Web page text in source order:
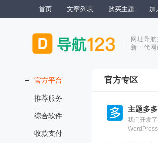
首页 文章列表 购买主题 加
网址导航
新一代
官方平台
推荐服务
综合软件
收款支付
官方专区
主题多多
我们开发